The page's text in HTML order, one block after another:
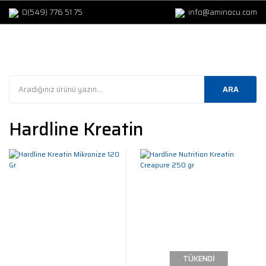
0(549) 776 51 75 info@aminocu.com
ARA
Hardline Kreatin
TÜKENDİ